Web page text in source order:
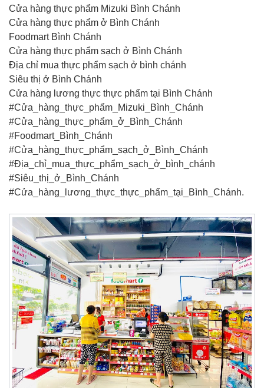
Cửa hàng thực phẩm Mizuki Bình Chánh
Cửa hàng thực phẩm ở Bình Chánh
Foodmart Bình Chánh
Cửa hàng thực phẩm sạch ở Bình Chánh
Địa chỉ mua thực phẩm sạch ở bình chánh
Siêu thị ở Bình Chánh
Cửa hàng lương thực thực phẩm tại Bình Chánh
#Cửa_hàng_thực_phẩm_Mizuki_Bình_Chánh
#Cửa_hàng_thực_phẩm_ở_Bình_Chánh
#Foodmart_Bình_Chánh
#Cửa_hàng_thực_phẩm_sạch_ở_Bình_Chánh
#Địa_chỉ_mua_thực_phẩm_sạch_ở_bình_chánh
#Siêu_thị_ở_Bình_Chánh
#Cửa_hàng_lương_thực_thực_phẩm_tại_Bình_Chánh.